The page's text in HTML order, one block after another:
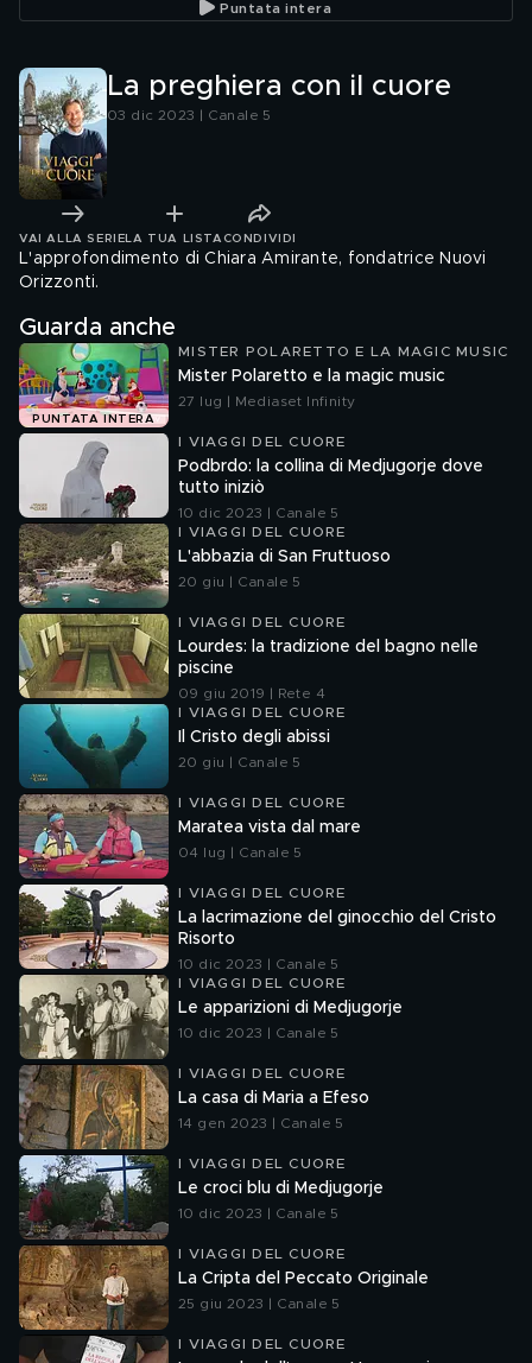
Puntata intera
La preghiera con il cuore
03 dic 2023 | Canale 5
VAI ALLA SERIE LA TUA LISTA CONDIVIDI
L'approfondimento di Chiara Amirante, fondatrice Nuovi
Orizzonti.
Guarda anche
PUNTATA INTERA
MISTER POLARETTO E LA MAGIC MUSIC
Mister Polaretto e la magic music
27 lug | Mediaset Infinity
I VIAGGI DEL CUORE
Podbrdo: la collina di Medjugorje dove
tutto iniziò
10 dic 2023 | Canale 5
I VIAGGI DEL CUORE
L'abbazia di San Fruttuoso
20 giu | Canale 5
I VIAGGI DEL CUORE
Lourdes: la tradizione del bagno nelle
piscine
09 giu 2019 | Rete 4
I VIAGGI DEL CUORE
Il Cristo degli abissi
20 giu | Canale 5
I VIAGGI DEL CUORE
Maratea vista dal mare
04 lug | Canale 5
I VIAGGI DEL CUORE
La lacrimazione del ginocchio del Cristo
Risorto
10 dic 2023 | Canale 5
I VIAGGI DEL CUORE
Le apparizioni di Medjugorje
10 dic 2023 | Canale 5
I VIAGGI DEL CUORE
La casa di Maria a Efeso
14 gen 2023 | Canale 5
I VIAGGI DEL CUORE
Le croci blu di Medjugorje
10 dic 2023 | Canale 5
I VIAGGI DEL CUORE
La Cripta del Peccato Originale
25 giu 2023 | Canale 5
I VIAGGI DEL CUORE